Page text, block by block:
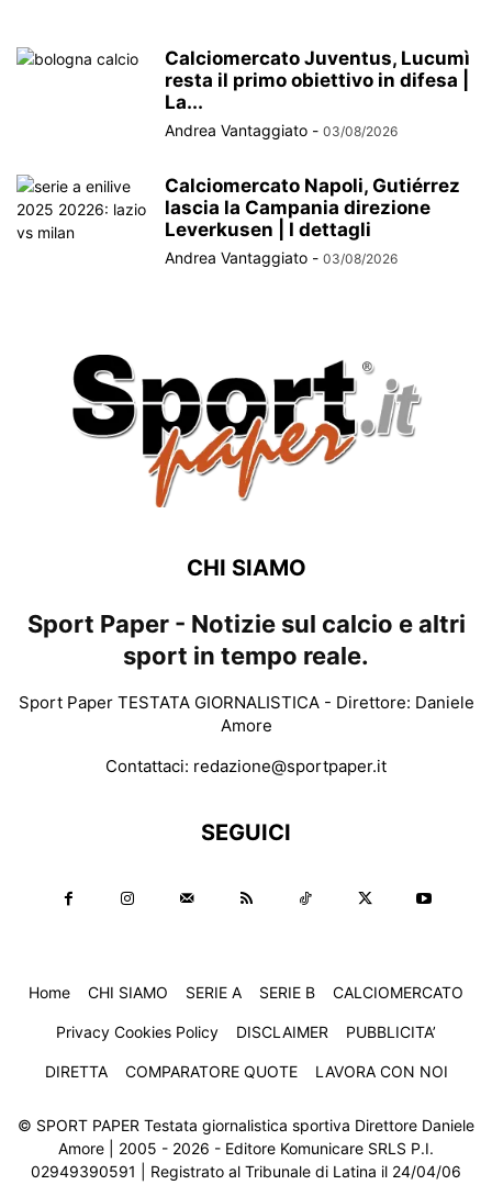
Calciomercato Juventus, Lucumì
resta il primo obiettivo in difesa |
La...
Andrea Vantaggiato - 03/08/2026
Calciomercato Napoli, Gutiérrez
lascia la Campania direzione
Leverkusen | I dettagli
Andrea Vantaggiato - 03/08/2026
CHI SIAMO
Sport Paper - Notizie sul calcio e altri
sport in tempo reale.
Sport Paper TESTATA GIORNALISTICA - Direttore: Daniele
Amore
Contattaci: redazione@sportpaper.it
SEGUICI
Home CHI SIAMO SERIE A SERIE B CALCIOMERCATO
Privacy Cookies Policy DISCLAIMER PUBBLICITA’
DIRETTA COMPARATORE QUOTE LAVORA CON NOI
© SPORT PAPER Testata giornalistica sportiva Direttore Daniele
Amore | 2005 - 2026 - Editore Komunicare SRLS P.I.
02949390591 | Registrato al Tribunale di Latina il 24/04/06